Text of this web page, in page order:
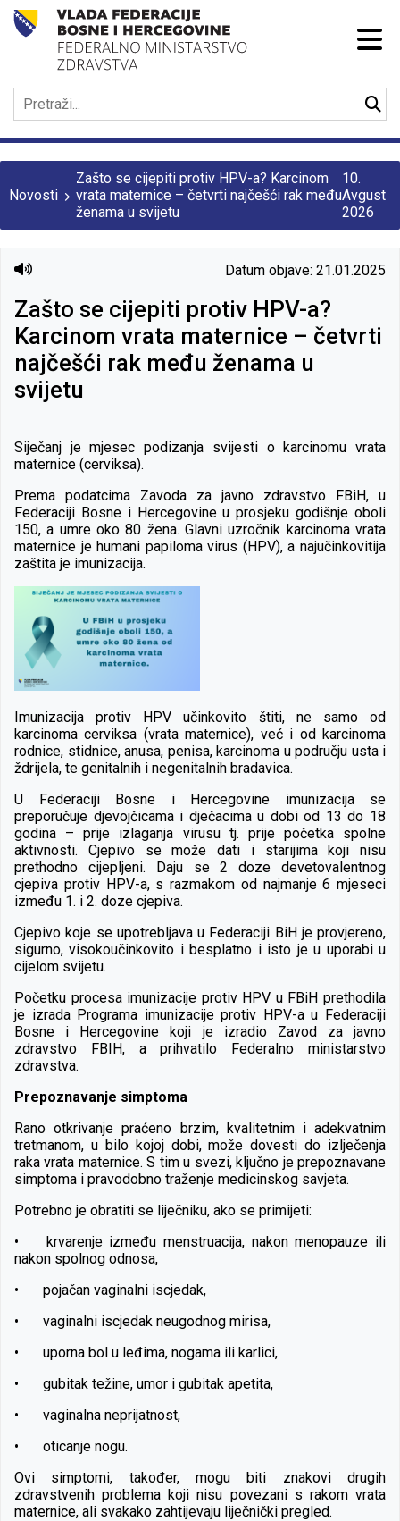
Novosti
Zašto se cijepiti protiv HPV-a? Karcinom
vrata maternice – četvrti najčešći rak među
ženama u svijetu
10.
Avgust
2026
Datum objave: 21.01.2025
Zašto se cijepiti protiv HPV-a?
Karcinom vrata maternice – četvrti
najčešći rak među ženama u
svijetu
Siječanj je mjesec podizanja svijesti o karcinomu vrata
maternice (cerviksa).
Prema podatcima Zavoda za javno zdravstvo FBiH, u
Federaciji Bosne i Hercegovine u prosjeku godišnje oboli
150, a umre oko 80 žena. Glavni uzročnik karcinoma vrata
maternice je humani papiloma virus (HPV), a najučinkovitija
zaštita je imunizacija.
Imunizacija protiv HPV učinkovito štiti, ne samo od
karcinoma cerviksa (vrata maternice), već i od karcinoma
rodnice, stidnice, anusa, penisa, karcinoma u području usta i
ždrijela, te genitalnih i negenitalnih bradavica.
U Federaciji Bosne i Hercegovine imunizacija se
preporučuje djevojčicama i dječacima u dobi od 13 do 18
godina – prije izlaganja virusu tj. prije početka spolne
aktivnosti. Cjepivo se može dati i starijima koji nisu
prethodno cijepljeni. Daju se 2 doze devetovalentnog
cjepiva protiv HPV-a, s razmakom od najmanje 6 mjeseci
između 1. i 2. doze cjepiva.
Cjepivo koje se upotrebljava u Federaciji BiH je provjereno,
sigurno, visokoučinkovito i besplatno i isto je u uporabi u
cijelom svijetu.
Početku procesa imunizacije protiv HPV u FBiH prethodila
je izrada Programa imunizacije protiv HPV-a u Federaciji
Bosne i Hercegovine koji je izradio Zavod za javno
zdravstvo FBIH, a prihvatilo Federalno ministarstvo
zdravstva.
Prepoznavanje simptoma
Rano otkrivanje praćeno brzim, kvalitetnim i adekvatnim
tretmanom, u bilo kojoj dobi, može dovesti do izlječenja
raka vrata maternice. S tim u svezi, ključno je prepoznavane
simptoma i pravodobno traženje medicinskog savjeta.
Potrebno je obratiti se liječniku, ako se primijeti:
•
krvarenje između menstruacija, nakon menopauze ili
nakon spolnog odnosa,
•
pojačan vaginalni iscjedak,
•
vaginalni iscjedak neugodnog mirisa,
•
uporna bol u leđima, nogama ili karlici,
•
gubitak težine, umor i gubitak apetita,
•
vaginalna neprijatnost,
•
oticanje nogu.
Ovi simptomi, također, mogu biti znakovi drugih
zdravstvenih problema koji nisu povezani s rakom vrata
maternice, ali svakako zahtijevaju liječnički pregled.